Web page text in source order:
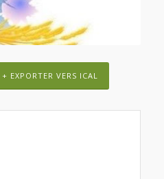
+ EXPORTER VERS ICAL